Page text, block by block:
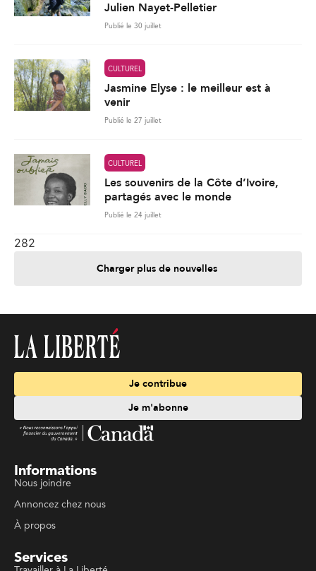
Julien Nayet-Pelletier
Publié le 30 juillet
CULTUREL
Jasmine Elyse : le meilleur est à
venir
Publié le 27 juillet
CULTUREL
Les souvenirs de la Côte d’Ivoire,
partagés avec le monde
Publié le 24 juillet
282
Charger plus de nouvelles
Je contribue
Je m'abonne
Informations
Nous joindre
Annoncez chez nous
À propos
Services